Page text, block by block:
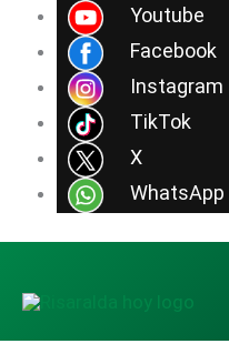
Youtube
Facebook
Instagram
TikTok
X
WhatsApp
contenido